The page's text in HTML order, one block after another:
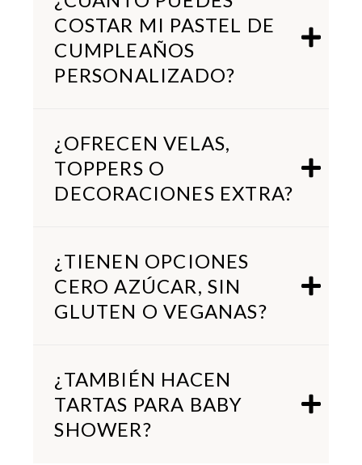
COSTAR MI PASTEL DE
CUMPLEAÑOS
PERSONALIZADO?
¿OFRECEN VELAS,
TOPPERS O
DECORACIONES EXTRA?
¿TIENEN OPCIONES
CERO AZÚCAR, SIN
GLUTEN O VEGANAS?
¿TAMBIÉN HACEN
TARTAS PARA BABY
SHOWER?